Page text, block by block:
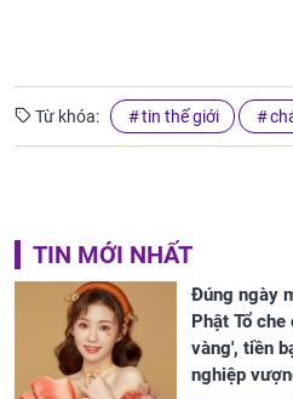
Từ khóa: tin thế giới
TIN MỚI NHẤT
Đúng ngày
Phật Tổ
vàng', tiền
nghiệp